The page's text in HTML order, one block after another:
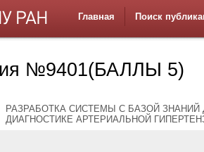
Главная Поиск
№9401(БАЛЛЫ 5)
РАЗРАБОТКА СИСТЕМЫ С БАЗОЙ
ДИАГНОСТИКЕ АРТЕРИАЛЬНОЙ